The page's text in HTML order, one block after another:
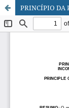
PRINCÍPIO DA